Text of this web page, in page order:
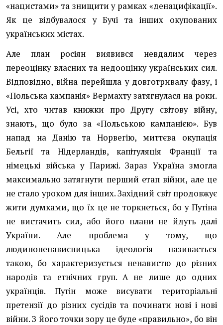
«нацистами» та знищити у рамках «денацифікації».
Як це відбувалося у Бучі та інших окупованих
українських містах.
Але план росіян виявився невдалим через
переоцінку власних та недооцінку українських сил.
Відповідно, війна перейшла у довготривалу фазу, і
«Польська кампанія» Вермахту затягнулася на роки.
Усі, хто читав книжки про Другу світову війну,
знають, що було за «Польською кампанією». Був
напад на Данію та Норвегію, миттєва окупація
Бельгії та Нідерландів, капітуляція Франції та
німецькі війська у Парижі. Зараз Україна змогла
максимально затягнути перший етап війни, але це
не стало уроком для інших. Західний світ продовжує
жити думками, що їх це не торкнеться, бо у Путіна
не вистачить сил, або його плани не йдуть далі
України. Але проблема у тому, що
людиноненависницька ідеологія називається
такою, бо характеризується ненавистю до різних
народів та етнічних груп. А не лише до одних
українців. Путін може висувати територіальні
претензії до різних сусідів та починати нові і нові
війни. З його точки зору це буде «правильно», бо він